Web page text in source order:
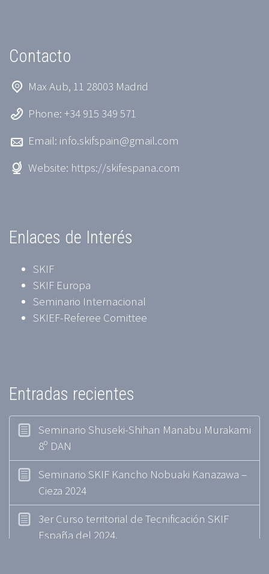
Contacto
Max Aub, 11 28003 Madrid
Phone: +34 915 349 571
Email: info.skifspain@gmail.com
Website: https://skifespana.com
Enlaces de Interés
SKIF
SKIF Europa
Seminario Internacional
SKIEF-Referee Comittee
Entradas recientes
Seminario Shuseki-Shihan Manabu Murakami
8º DAN
Seminario SKIF Kancho Nobuaki Kanazawa –
Cieza 2024
3er Curso territorial de Tecnificación SKIF
España del 2024.